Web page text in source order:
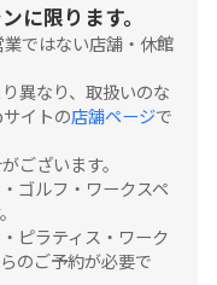
に限ります。
ではない店舗・休館
異なり、取扱いのな
イトの店舗ページで
ございます。
ゴルフ・ワークスペ
ピラティス・ワーク
のご予約が必要で